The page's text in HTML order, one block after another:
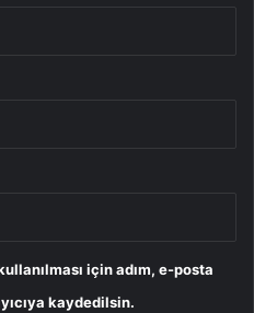
için adım, e-posta
kaydedilsin.